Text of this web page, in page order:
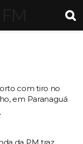
com tiro no
em Paranaguá